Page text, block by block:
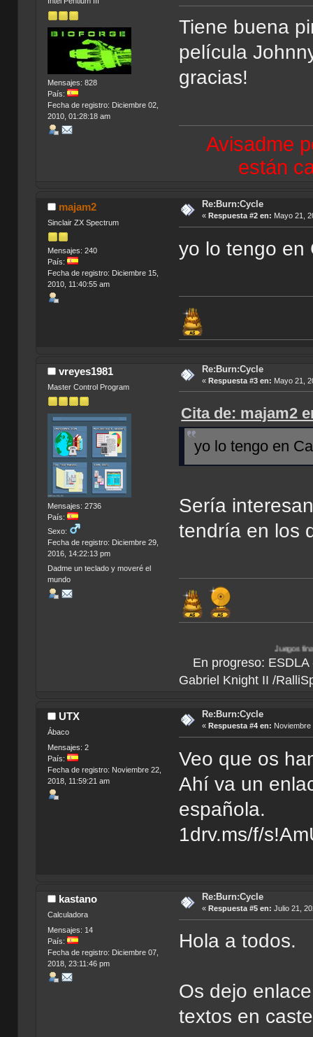
Mensajes: 828
País:
Fecha de registro: Diciembre 02,
2010, 01:28:18 am
Tiene buena
película
gracias!
Avisadme
están
majam2
Sinclair ZX Spectrum
Mensajes: 240
País:
Fecha de registro: Diciembre 15,
2010, 11:40:55 am
Re:Burn:Cycle
« Respuesta #2 en: Mayo 21,
yo lo tengo en
vreyes1981
Master Control Program
Mensajes: 2736
País:
Sexo:
Fecha de registro: Diciembre 29,
2016, 14:22:13 pm
Dadme un teclado y moveré el
mundo
Re:Burn:Cycle
« Respuesta #3 en: Mayo 21,
Cita de: majam2
yo lo tengo en
Sería
tendría en los
Juegos finalizados:
En progreso: ESDLA
Gabriel Knight II /
UTX
Ábaco
Mensajes: 2
País:
Fecha de registro: Noviembre 22,
2018, 11:59:21 am
Re:Burn:Cycle
« Respuesta #4 en: Noviembre
Veo que os
Ahí va un
española.
1drv.ms/f/
kastano
Calculadora
Mensajes: 14
País:
Fecha de registro: Diciembre 07,
2018, 23:11:46 pm
Re:Burn:Cycle
« Respuesta #5 en: Julio 21,
Hola a todos.
Os dejo
textos en